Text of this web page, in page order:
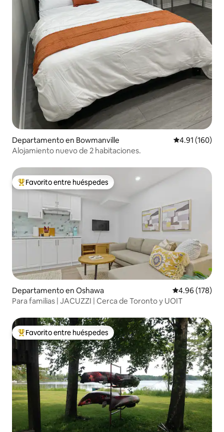
Departamento en Bowmanville Calificación
4.91 (160)
Alojamiento nuevo de 2 habitaciones.
De los mejores en Favorito entre huéspedes
Favorito entre huéspedes
Departamento en Oshawa Calificación
4.96 (178)
Para familias | JACUZZI | Cerca de Toronto y UOIT
De los mejores en Favorito entre huéspedes
Favorito entre huéspedes